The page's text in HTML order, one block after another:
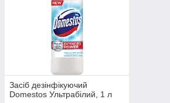
Засіб дезінфікуючий
Domestos Ультрабілий, 1 л